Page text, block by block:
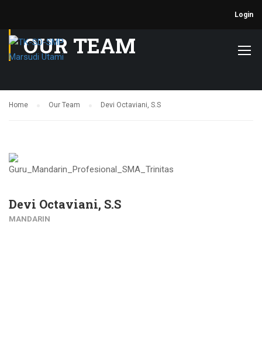
Login
OUR TEAM
Home Our Team Devi Octaviani, S.S
Devi Octaviani, S.S
MANDARIN